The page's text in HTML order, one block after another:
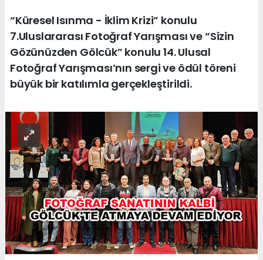
“Küresel Isınma - İklim Krizi” konulu
7.Uluslararası Fotoğraf Yarışması ve “Sizin
Gözünüzden Gölcük” konulu 14. Ulusal
Fotoğraf Yarışması’nın sergi ve ödül töreni
büyük bir katılımla gerçekleştirildi.